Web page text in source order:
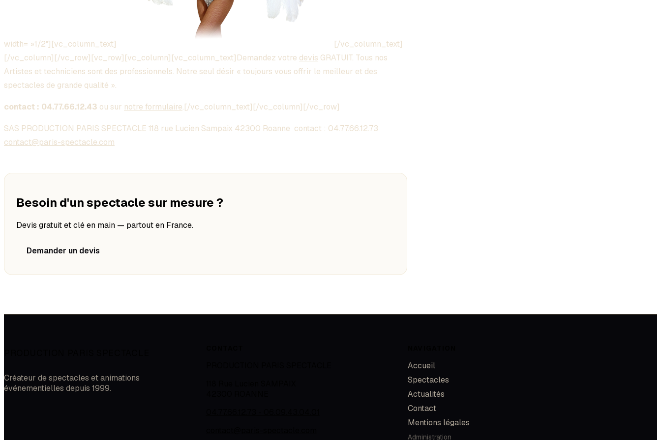
width= »1/2″][vc_column_text]
[/vc_column_text]
[/vc_column][/vc_row][vc_row][vc_column][vc_column_text]Demandez votre devis GRATUIT. Tous nos
Artistes et techniciens sont des professionnels. Notre seul désir « toujours vous offrir le meilleur et des
spectacles de grande qualité ».
contact : 04.77.66.12.43 ou sur notre formulaire.[/vc_column_text][/vc_column][/vc_row]
SAS PRODUCTION PARIS SPECTACLE 118 rue Lucien Sampaix 42300 Roanne contact : 04.77.66.12.73
contact@paris-spectacle.com
Besoin d'un spectacle sur mesure ?
Devis gratuit et clé en main — partout en France.
Demander un devis
Créateur de spectacles et animations
événementielles depuis 1999.
Accueil
Spectacles
Actualités
Contact
Mentions légales
Administration